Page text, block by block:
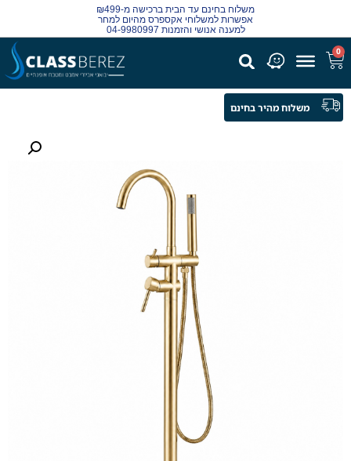
משלוח בחינם עד הבית ברכישה מ-₪499
אפשרות למשלוחי אקספרס מהיום למחר
למענה אנושי והזמנות 04-9980997
0
משלוח מהיר בחינם